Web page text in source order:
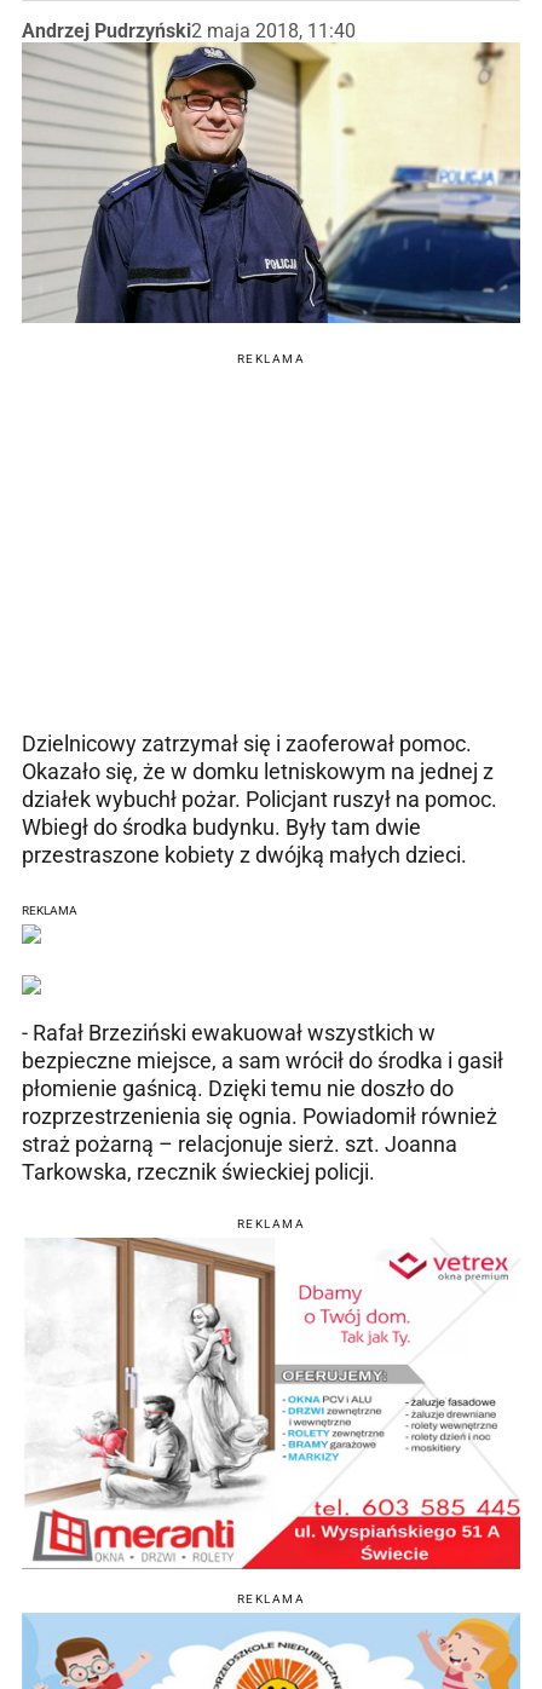
Andrzej Pudrzyński2 maja 2018, 11:40
REKLAMA
Dzielnicowy zatrzymał się i zaoferował pomoc.
Okazało się, że w domku letniskowym na jednej z
działek wybuchł pożar. Policjant ruszył na pomoc.
Wbiegł do środka budynku. Były tam dwie
przestraszone kobiety z dwójką małych dzieci.
REKLAMA
- Rafał Brzeziński ewakuował wszystkich w
bezpieczne miejsce, a sam wrócił do środka i gasił
płomienie gaśnicą. Dzięki temu nie doszło do
rozprzestrzenienia się ognia. Powiadomił również
straż pożarną – relacjonuje sierż. szt. Joanna
Tarkowska, rzecznik świeckiej policji.
REKLAMA
REKLAMA